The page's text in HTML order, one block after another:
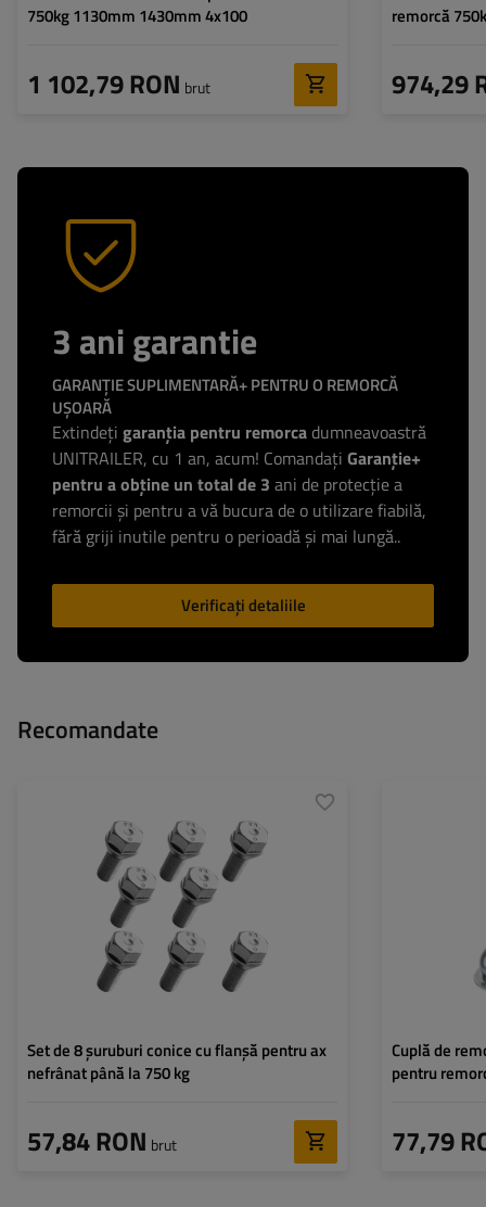
750kg 1130mm 1430mm 4x100
1 102,79 RON brut
remorcă
974,29
3 ani garantie
GARANȚIE SUPLIMENTARĂ+ PENTRU O REMORCĂ
UȘOARĂ
Extindeți garanția pentru remorcadumneavoastră
UNITRAILER, cu 1 an, acum! Comandați Garanție+
pentru a obține un total de 3 ani de protecție a
remorcii și pentru a vă bucura de o utilizare fiabilă,
fără griji inutile pentru o perioadă și mai lungă..
Verificați detaliile
Recomandate
Set de 8 șuruburi conice cu flanșă pentru ax
nefrânat până la 750 kg
57,84 RON brut
Cuplă de
pentru
77,79